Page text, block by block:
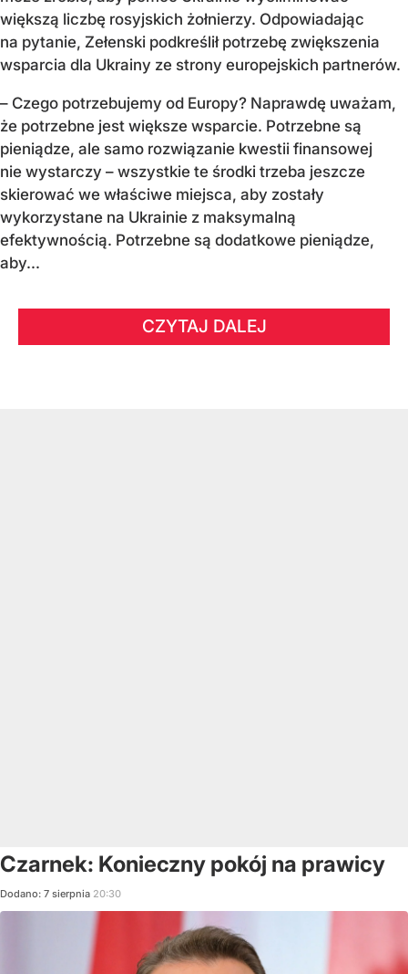
większą liczbę rosyjskich żołnierzy. Odpowiadając
na pytanie, Zełenski podkreślił potrzebę zwiększenia
wsparcia dla Ukrainy ze strony europejskich partnerów.
– Czego potrzebujemy od Europy? Naprawdę uważam,
że potrzebne jest większe wsparcie. Potrzebne są
pieniądze, ale samo rozwiązanie kwestii finansowej
nie wystarczy – wszystkie te środki trzeba jeszcze
skierować we właściwe miejsca, aby zostały
wykorzystane na Ukrainie z maksymalną
efektywnością. Potrzebne są dodatkowe pieniądze,
aby...
CZYTAJ DALEJ
Czarnek: Konieczny pokój na prawicy
Dodano: 7 sierpnia 20:30